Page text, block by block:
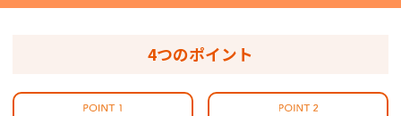
4つのポイント